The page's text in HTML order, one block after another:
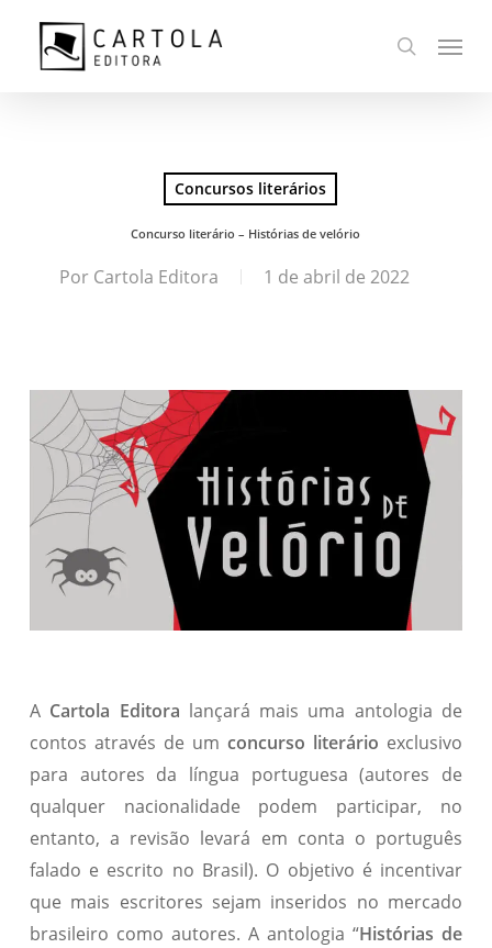
busca
Menu
Concursos literários
Concurso literário – Histórias de velório
Por Cartola Editora 1 de abril de 2022
A Cartola Editora lançará mais uma antologia de
contos através de umconcurso literário exclusivo
para autores da língua portuguesa (autores de
qualquer nacionalidade podem participar, no
entanto, a revisão levará em conta o português
falado e escrito no Brasil). O objetivo é incentivar
que mais escritores sejam inseridos no mercado
brasileiro como autores. A antologia “Histórias de